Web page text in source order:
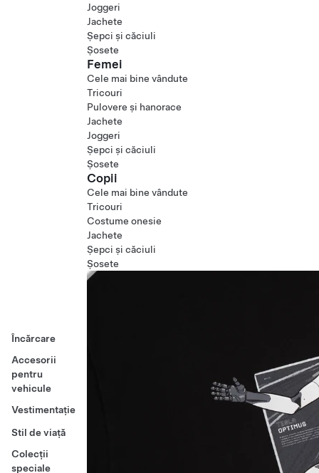
Încărcare
Accesorii
pentru
vehicule
Vestimentație
Stil de viață
Colecții
speciale
Joggeri
Jachete
Șepci și căciuli
Șosete
Femei
Cele mai bine vândute
Tricouri
Pulovere și hanorace
Jachete
Joggeri
Șepci și căciuli
Șosete
Copii
Cele mai bine vândute
Tricouri
Costume onesie
Jachete
Șepci și căciuli
Șosete